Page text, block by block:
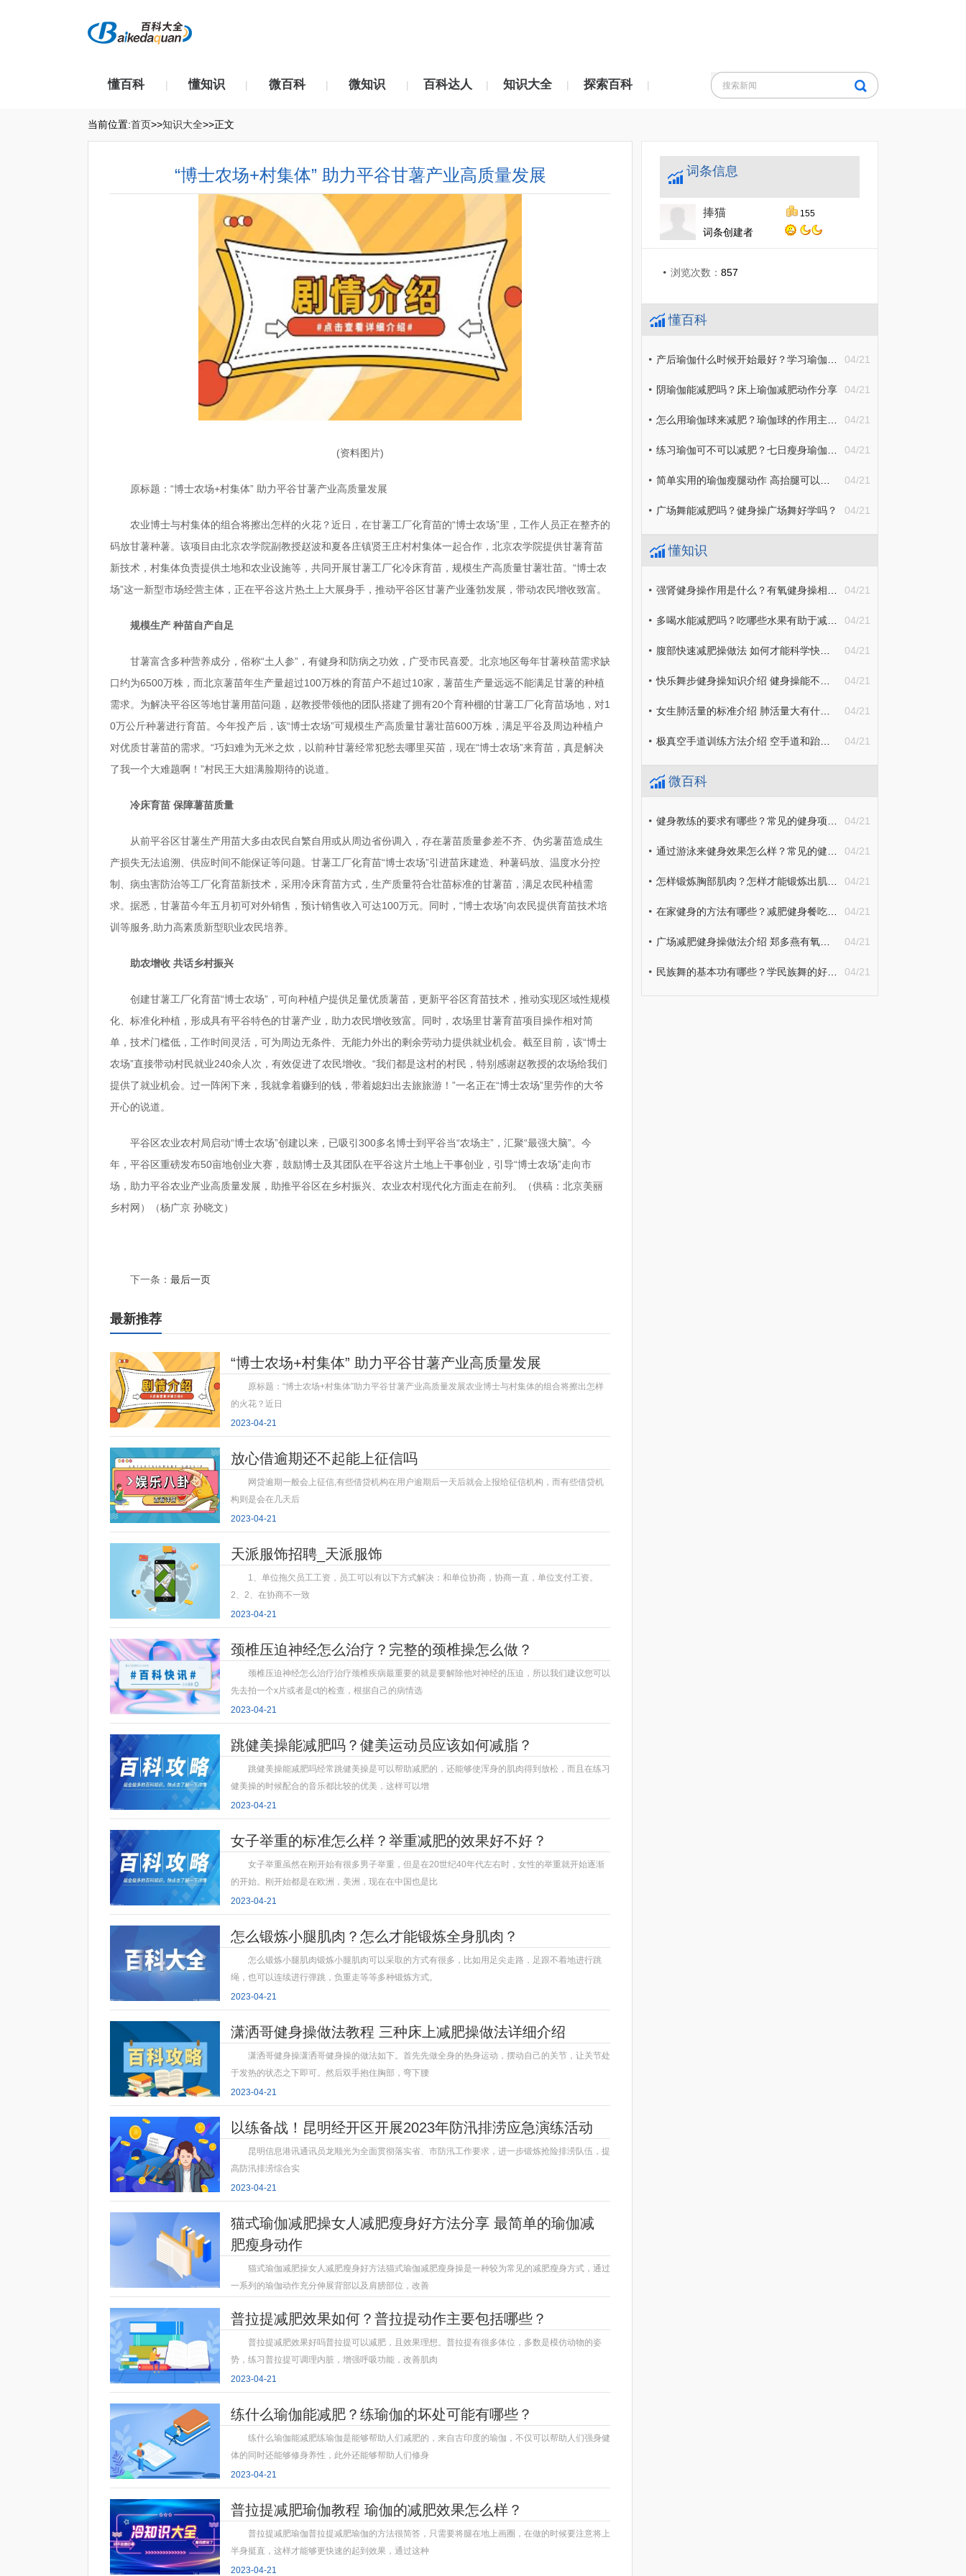
懂百科 | 懂知识 | 微百科 | 微知识 | 百科达人 | 知识大全 | 探索百科 |
当前位置:首页>>知识大全>>正文
​“博士农场+村集体” 助力平谷甘薯产业高质量发展
(资料图片)
原标题：​“博士农场+村集体” 助力平谷甘薯产业高质量发展
农业博士与村集体的组合将擦出怎样的火花？近日，在甘薯工厂化育苗的“博士农场”里，工作人员正在整齐的
码放甘薯种薯。该项目由北京农学院副教授赵波和夏各庄镇贤王庄村村集体一起合作，北京农学院提供甘薯育苗
新技术，村集体负责提供土地和农业设施等，共同开展甘薯工厂化冷床育苗，规模生产高质量甘薯壮苗。“博士农
场”这一新型市场经营主体，正在平谷这片热土上大展身手，推动平谷区甘薯产业蓬勃发展，带动农民增收致富。
规模生产 种苗自产自足
甘薯富含多种营养成分，俗称“土人参”，有健身和防病之功效，广受市民喜爱。北京地区每年甘薯秧苗需求缺
口约为6500万株，而北京薯苗年生产量超过100万株的育苗户不超过10家，薯苗生产量远远不能满足甘薯的种植
需求。为解决平谷区等地甘薯用苗问题，赵教授带领他的团队搭建了拥有20个育种棚的甘薯工厂化育苗场地，对1
0万公斤种薯进行育苗。今年投产后，该“博士农场”可规模生产高质量甘薯壮苗600万株，满足平谷及周边种植户
对优质甘薯苗的需求。“巧妇难为无米之炊，以前种甘薯经常犯愁去哪里买苗，现在“博士农场”来育苗，真是解决
了我一个大难题啊！”村民王大姐满脸期待的说道。
冷床育苗 保障薯苗质量
从前平谷区甘薯生产用苗大多由农民自繁自用或从周边省份调入，存在薯苗质量参差不齐、伪劣薯苗造成生
产损失无法追溯、供应时间不能保证等问题。甘薯工厂化育苗“博士农场”引进苗床建造、种薯码放、温度水分控
制、病虫害防治等工厂化育苗新技术，采用冷床育苗方式，生产质量符合壮苗标准的甘薯苗，满足农民种植需
求。据悉，甘薯苗今年五月初可对外销售，预计销售收入可达100万元。同时，“博士农场”向农民提供育苗技术培
训等服务,助力高素质新型职业农民培养。
助农增收 共话乡村振兴
创建甘薯工厂化育苗“博士农场”，可向种植户提供足量优质薯苗，更新平谷区育苗技术，推动实现区域性规模
化、标准化种植，形成具有平谷特色的甘薯产业，助力农民增收致富。同时，农场里甘薯育苗项目操作相对简
单，技术门槛低，工作时间灵活，可为周边无条件、无能力外出的剩余劳动力提供就业机会。截至目前，该“博士
农场”直接带动村民就业240余人次，有效促进了农民增收。“我们都是这村的村民，特别感谢赵教授的农场给我们
提供了就业机会。过一阵闲下来，我就拿着赚到的钱，带着媳妇出去旅旅游！”一名正在“博士农场”里劳作的大爷
开心的说道。
平谷区农业农村局启动“博士农场”创建以来，已吸引300多名博士到平谷当“农场主”，汇聚“最强大脑”。今
年，平谷区重磅发布50亩地创业大赛，鼓励博士及其团队在平谷这片土地上干事创业，引导“博士农场”走向市
场，助力平谷农业产业高质量发展，助推平谷区在乡村振兴、农业农村现代化方面走在前列。（供稿：北京美丽
乡村网）（杨广京 孙晓文）
下一条： 最后一页
最新推荐
​“博士农场+村集体” 助力平谷甘薯产业高质量发展
原标题：​“博士农场+村集体”助力平谷甘薯产业高质量发展农业博士与村集体的组合将擦出怎样
的火花？近日
2023-04-21
放心借逾期还不起能上征信吗
网贷逾期一般会上征信,有些借贷机构在用户逾期后一天后就会上报给征信机构，而有些借贷机
构则是会在几天后
2023-04-21
天派服饰招聘_天派服饰
1、单位拖欠员工工资，员工可以有以下方式解决：和单位协商，协商一直，单位支付工资。
2、2、在协商不一致
2023-04-21
颈椎压迫神经怎么治疗？完整的颈椎操怎么做？
颈椎压迫神经怎么治疗治疗颈椎疾病最重要的就是要解除他对神经的压迫，所以我们建议您可以
先去拍一个x片或者是ct的检查，根据自己的病情选
2023-04-21
跳健美操能减肥吗？健美运动员应该如何减脂？
跳健美操能减肥吗经常跳健美操是可以帮助减肥的，还能够使浑身的肌肉得到放松，而且在练习
健美操的时候配合的音乐都比较的优美，这样可以增
2023-04-21
女子举重的标准怎么样？举重减肥的效果好不好？
女子举重虽然在刚开始有很多男子举重，但是在20世纪40年代左右时，女性的举重就开始逐渐
的开始。刚开始都是在欧洲，美洲，现在在中国也是比
2023-04-21
怎么锻炼小腿肌肉？怎么才能锻炼全身肌肉？
怎么锻炼小腿肌肉锻炼小腿肌肉可以采取的方式有很多，比如用足尖走路，足跟不着地进行跳
绳，也可以连续进行弹跳，负重走等等多种锻炼方式。
2023-04-21
潇洒哥健身操做法教程 三种床上减肥操做法详细介绍
潇洒哥健身操潇洒哥健身操的做法如下。首先先做全身的热身运动，摆动自己的关节，让关节处
于发热的状态之下即可。然后双手抱住胸部，弯下腰
2023-04-21
以练备战！昆明经开区开展2023年防汛排涝应急演练活动
昆明信息港讯通讯员龙顺光为全面贯彻落实省、市防汛工作要求，进一步锻炼抢险排涝队伍，提
高防汛排涝综合实
2023-04-21
猫式瑜伽减肥操女人减肥瘦身好方法分享 最简单的瑜伽减
肥瘦身动作
猫式瑜伽减肥操女人减肥瘦身好方法猫式瑜伽减肥瘦身操是一种较为常见的减肥瘦身方式，通过
一系列的瑜伽动作充分伸展背部以及肩膀部位，改善
普拉提减肥效果如何？普拉提动作主要包括哪些？
普拉提减肥效果好吗普拉提可以减肥，且效果理想。普拉提有很多体位，多数是模仿动物的姿
势，练习普拉提可调理内脏，增强呼吸功能，改善肌肉
2023-04-21
练什么瑜伽能减肥？练瑜伽的坏处可能有哪些？
练什么瑜伽能减肥练瑜伽是能够帮助人们减肥的，来自古印度的瑜伽，不仅可以帮助人们强身健
体的同时还能够修身养性，此外还能够帮助人们修身
2023-04-21
普拉提减肥瑜伽教程 瑜伽的减肥效果怎么样？
普拉提减肥瑜伽普拉提减肥瑜伽的方法很简答，只需要将腿在地上画圈，在做的时候要注意将上
半身挺直，这样才能够更快速的起到效果，通过这种
2023-04-21
词条信息
捧猫 155
词条创建者
浏览次数： 857
懂百科
04/21
产后瑜伽什么时候开始最好？学习瑜伽的好处有哪些？
04/21
阴瑜伽能减肥吗？床上瑜伽减肥动作分享
04/21
怎么用瑜伽球来减肥？瑜伽球的作用主要是什么？
04/21
练习瑜伽可不可以减肥？七日瘦身瑜伽介绍
04/21
简单实用的瑜伽瘦腿动作 高抬腿可以帮助瘦腿吗？
04/21
广场舞能减肥吗？健身操广场舞好学吗？
懂知识
04/21
强肾健身操作用是什么？有氧健身操相关知识介绍
04/21
多喝水能减肥吗？吃哪些水果有助于减肥？
04/21
腹部快速减肥操做法 如何才能科学快速减肥腹部赘肉？
04/21
快乐舞步健身操知识介绍 健身操能不能减肥？
04/21
女生肺活量的标准介绍 肺活量大有什么好处？
04/21
极真空手道训练方法介绍 空手道和跆拳道的区别有哪些？
微百科
04/21
健身教练的要求有哪些？常见的健身项目有哪些？
04/21
通过游泳来健身效果怎么样？常见的健身方法介绍
04/21
怎样锻炼胸部肌肉？怎样才能锻炼出肌肉？
04/21
在家健身的方法有哪些？减肥健身餐吃什么东西效果最好？
04/21
广场减肥健身操做法介绍 郑多燕有氧减肥操具体步骤有哪些？
04/21
民族舞的基本功有哪些？学民族舞的好处详细介绍